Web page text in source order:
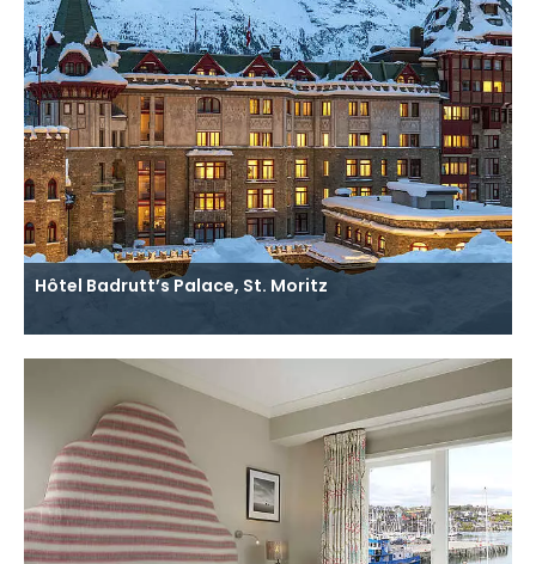
Hôtel Badrutt’s Palace, St. Moritz